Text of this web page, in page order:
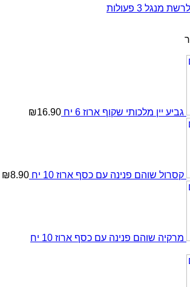
3 פעולות
גביע יין מלכותי שקוף ארוז 6 יח ₪16.90
קסרול שוהם פנינה עם כסף ארוז 10 יח ₪8.90
מרקיה שוהם פנינה עם כסף ארוז 10 יח